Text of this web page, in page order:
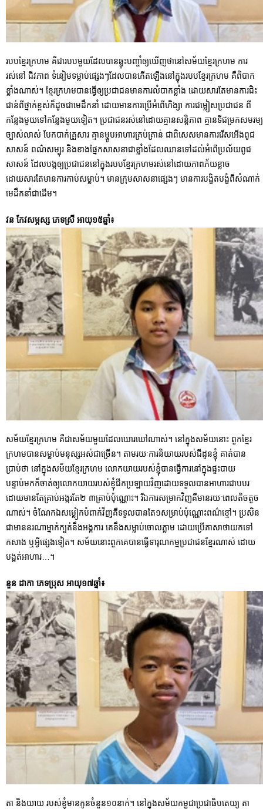
របបខ្មែរក្រហម គឺជារបបមួយដែលបានឆ្លុះបញ្ចាំឲ្យឃើញថានៅសម័យខ្មែរក្រហម ការ
រស់នៅ ជីវភាព ទំនៀមទម្លាប់ផ្សេងៗដែលបានកើតឡើងនៅក្នុងរបបខ្មែរក្រហម គឺពិបាក
ខ្លាំងណាស់។ ខ្មែរក្រហមបានធ្វើឲ្យប្រជាជនមានការលំបាកខ្លាំង ដោយសារតែមានការជិះ
ជាន់ពីថ្នាក់ខ្ពស់ក៏ដូចជាមេដឹកនាំ ដោយមានការប្រើអំពើហិង្សា ការជម្លៀសប្រជាជន ពី
កន្លែងមួយទៅកន្លែងមួយទៀត។ ប្រជាជនរស់នៅដោយគ្មានសន្តិភាព គ្មានទីជម្រកសមរម្យ
ច្បាស់លាស់ បែកបាក់គ្រួសារ គ្មានម្ហូបអាហារគ្រប់គ្រាន់ ជាពិសេសមានការរើសអើងពូជ
សាសន៍ ពណ៌សម្បុរ និងខាងផ្នែកសាសនាជាខ្លាំងដែលឈានទៅដល់អំពើប្រល័យពូជ
សាសន៍ ដែលបង្កឲ្យប្រជាជននៅក្នុងរបបខ្មែរក្រហមរស់នៅដោយភាពភ័យខ្លាច
ដោយសារតែមានការកាប់សម្លាប់។ មានក្រុមសាសនាផ្សេងៗ មានការបង្ខិតបង្ខំពីសំណាក់
មេដឹកនាំជាដើម។
វន កែវសម្ភស្ស ភេទស្រី អាយុ១៥ឆ្នាំ៖
សម័យខ្មែរក្រហម គឺជាសម័យមួយដែលឃោរឃៅណាស់។ នៅក្នុងសម័យនោះ ពួកខ្មែរ
ក្រហមបានសម្លាប់មនុស្សអស់ជាច្រើន។ តាមរយៈការនិយាយរបស់ជីដូនខ្ញុំ គាត់បាន
ប្រាប់ថា នៅក្នុងសម័យខ្មែរក្រហម លោកយាយរបស់ខ្ញុំបានធ្វើការនៅក្នុងផ្ទះបាយ
បន្ទាប់មកក៏ចាត់ឲ្យលោកយាយរបស់ខ្ញុំជីកប្រឡាយវិញដោយទទួលបានអាហារជាបបរ
ដោយមានតែគ្រាប់អង្ករតែ២ ៣គ្រាប់ប៉ុណ្ណោះ។ រីឯការសម្រាកវិញគឺមានរយៈពេលតិចតួច
ណាស់។ ចំណែកឯសម្លៀកបំពាក់វិញគឺទទួលបានតែ១សម្រាប់ប៉ុណ្ណោះពណ៌ខ្មៅ។ ប្រសិន
ជាមាននរណាម្នាក់ក្បត់នឹងអង្គការ គេនឹងសម្លាប់ចោលភ្លាម ដោយប្រើភាសាថាយកទៅ
កសាង ឬអ្វីផ្សេងទៀត។ សម័យនោះពួកគេបានធ្វើទារុណកម្មប្រជាជនខ្មែរណាស់ ដោយ
បង្អត់អាហារ…។
នួន ដាកា ភេទប្រុស អាយុ១៧ឆ្នាំ៖
តា និងយាយ របស់ខ្ញុំមានកូនចំនួន១០នាក់។ នៅក្នុងសម័យកម្ពុជាប្រជាធិបតេយ្យ តា